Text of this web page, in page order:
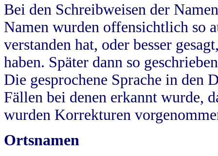
Bei den Schreibweisen der
Namen wurden offensichtlich so
verstanden hat, oder besser
haben. Später dann so
Die gesprochene Sprache in
Fällen bei denen erkannt wurde,
wurden Korrekturen
Ortsnamen